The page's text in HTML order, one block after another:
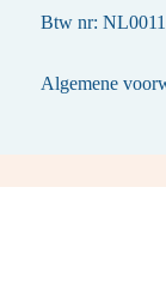
Btw nr:
Algemene